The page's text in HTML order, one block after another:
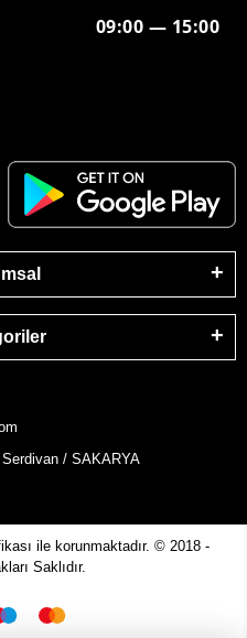
09:00 — 15:00
/ SAKARYA
ile korunmaktadır. © 2018 -
Saklıdır.